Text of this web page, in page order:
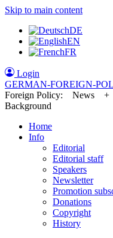
Skip to main content
DE
EN
FR
Login
GERMAN-FOREIGN-
Foreign Policy: News
Background
Home
Info
Editorial
Editorial staff
Speakers
Newsletter
Promotion
Donations
Copyright
History